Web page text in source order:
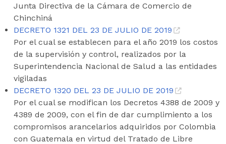
Junta Directiva de la Cámara de Comercio de
Chinchiná
DECRETO 1321 DEL 23 DE JULIO DE 2019
Por el cual se establecen para el año 2019 los costos
de la supervisión y control, realizados por la
Superintendencia Nacional de Salud a las entidades
vigiladas
DECRETO 1320 DEL 23 DE JULIO DE 2019
Por el cual se modifican los Decretos 4388 de 2009 y
4389 de 2009, con el fin de dar cumplimiento a los
compromisos arancelarios adquiridos por Colombia
con Guatemala en virtud del Tratado de Libre